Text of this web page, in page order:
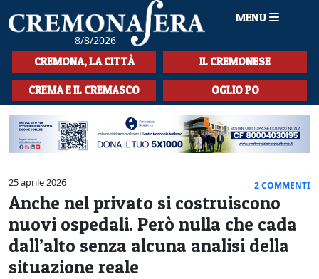
8/8/2026
MENU
HOME
CRONACA
SPORT
LA MUSICA
CULTURA
LA STORIA
SPETTACOLI
L'EDITORIALE
CREMONA, LA CITTÀ IL CREMONESE
CREMA E IL CREMASCO OGLIO PO
25 aprile 2026 2 COMMENTI
Anche nel privato si costruiscono
nuovi ospedali. Però nulla che cada
dall’alto senza alcuna analisi della
situazione reale